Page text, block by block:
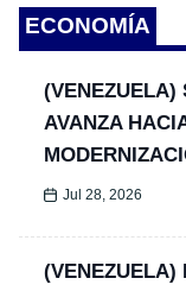
ECONOMÍA
(VENEZUELA)
AVANZA
Jul 28, 2026
(VENEZUELA)